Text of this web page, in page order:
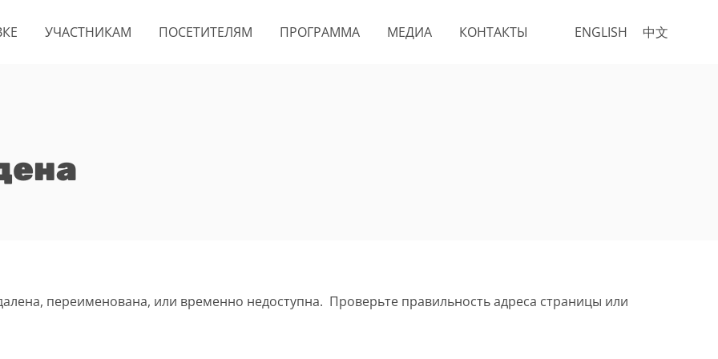
ENGLISH 中文
УЧАСТНИКАМ ПОСЕТИТЕЛЯМ ПРОГРАММА МЕДИА КОНТАКТЫ
переименована, или временно недоступна. Проверьте правильность адреса страницы или